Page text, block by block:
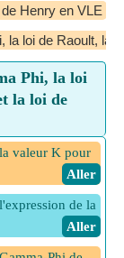
Henry en VLE
loi de Raoult, la
Phi, la loi
la loi de
valeur K pour
​ Aller
de la
​ Aller